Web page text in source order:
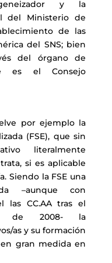
y la
del Ministerio de
de las
del SNS; bien
del órgano de
es el Consejo
por ejemplo la
(FSE), que sin
literalmente
si es aplicable
Siendo la FSE una
–aunque con
las CC.AA tras el
de 2008- la
as y su formación
gran medida en